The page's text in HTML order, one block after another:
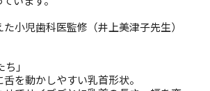
小児歯科医監修（井上美津子先生）
」
を動かしやすい乳首形状。